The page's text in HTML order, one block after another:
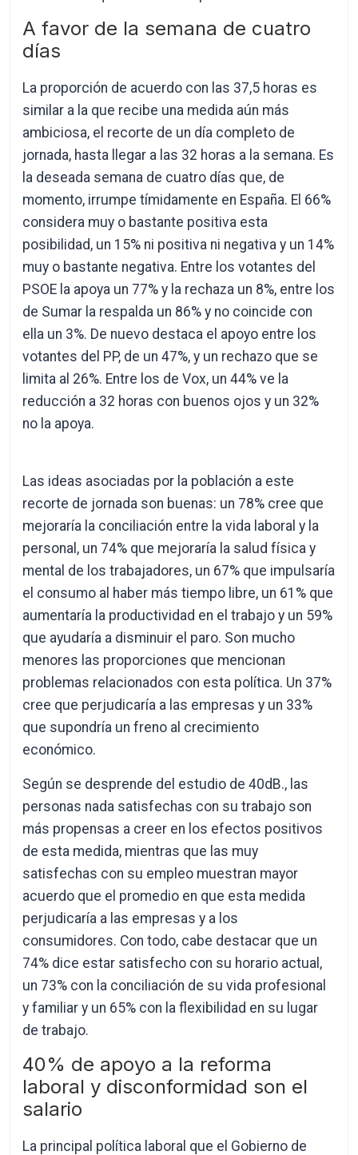
A favor de la semana de cuatro
días
La proporción de acuerdo con las 37,5 horas es
similar a la que recibe una medida aún más
ambiciosa, el recorte de un día completo de
jornada, hasta llegar a las 32 horas a la semana. Es
la deseada semana de cuatro días que, de
momento, irrumpe tímidamente en España. El 66%
considera muy o bastante positiva esta
posibilidad, un 15% ni positiva ni negativa y un 14%
muy o bastante negativa. Entre los votantes del
PSOE la apoya un 77% y la rechaza un 8%, entre los
de Sumar la respalda un 86% y no coincide con
ella un 3%. De nuevo destaca el apoyo entre los
votantes del PP, de un 47%, y un rechazo que se
limita al 26%. Entre los de Vox, un 44% ve la
reducción a 32 horas con buenos ojos y un 32%
no la apoya.
Las ideas asociadas por la población a este
recorte de jornada son buenas: un 78% cree que
mejoraría la conciliación entre la vida laboral y la
personal, un 74% que mejoraría la salud física y
mental de los trabajadores, un 67% que impulsaría
el consumo al haber más tiempo libre, un 61% que
aumentaría la productividad en el trabajo y un 59%
que ayudaría a disminuir el paro. Son mucho
menores las proporciones que mencionan
problemas relacionados con esta política. Un 37%
cree que perjudicaría a las empresas y un 33%
que supondría un freno al crecimiento
económico.
Según se desprende del estudio de 40dB., las
personas nada satisfechas con su trabajo son
más propensas a creer en los efectos positivos
de esta medida, mientras que las muy
satisfechas con su empleo muestran mayor
acuerdo que el promedio en que esta medida
perjudicaría a las empresas y a los
consumidores. Con todo, cabe destacar que un
74% dice estar satisfecho con su horario actual,
un 73% con la conciliación de su vida profesional
y familiar y un 65% con la flexibilidad en su lugar
de trabajo.
40% de apoyo a la reforma
laboral y disconformidad son el
salario
La principal política laboral que el Gobierno de